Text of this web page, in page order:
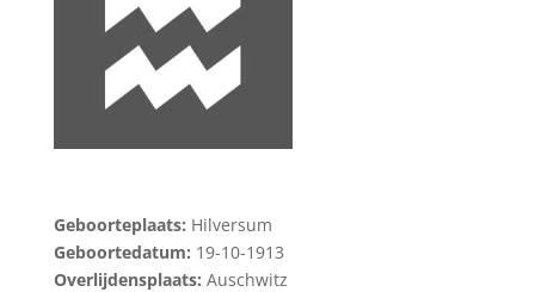
Geboorteplaats: Hilversum
Geboortedatum: 19-10-1913
Overlijdensplaats: Auschwitz